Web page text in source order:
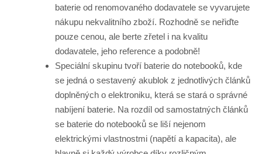
baterie od renomovaného dodavatele se vyvarujete
nákupu nekvalitního zboží. Rozhodně se neřiďte
pouze cenou, ale berte zřetel i na kvalitu
dodavatele, jeho reference a podobně!
Speciální skupinu tvoří baterie do notebooků, kde
se jedná o sestavený akublok z jednotlivých článků
doplněných o elektroniku, která se stará o správné
nabíjení baterie. Na rozdíl od samostatných článků
se baterie do notebooků se liší nejenom
elektrickými vlastnostmi (napětí a kapacita), ale